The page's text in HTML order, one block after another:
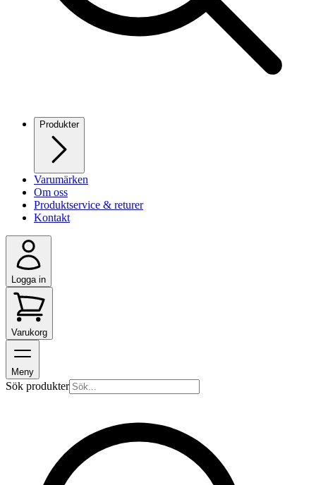
Produkter
Varumärken
Om oss
Produktservice & returer
Kontakt
Logga in
Varukorg
Meny
Sök produkter